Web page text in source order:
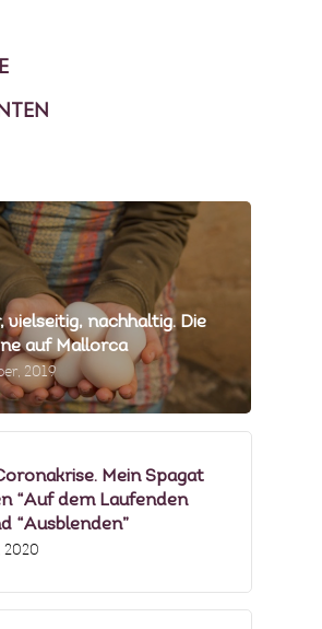
vielseitig, nachhaltig. Die
auf Mallorca
2019
Mein Spagat
“Auf dem Laufenden
“Ausblenden”
2020
PRESSE & MEDIEN
PRODUZENTEN
MENÜBEISPIELE
FOTOGALERIE
NEWSLETTER
FAQS